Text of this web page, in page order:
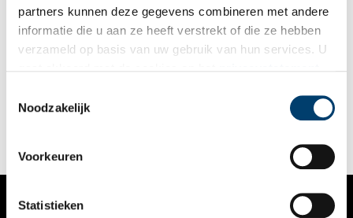
partners kunnen deze gegevens combineren met andere
informatie die u aan ze heeft verstrekt of die ze hebben
verzameld op basis van uw gebruik van hun services. U
Noodzakelijk
Voorkeuren
Statistieken
Netelsoep en kastanjekoffie: wildplukken in oorlogstijd
In tijden van schaarste grijpen veel mensen terug op
wildplukken, als aanvulling op hun magere dieet. Speciale
eetbaar waren en hoe ze het best bereid konden worden.